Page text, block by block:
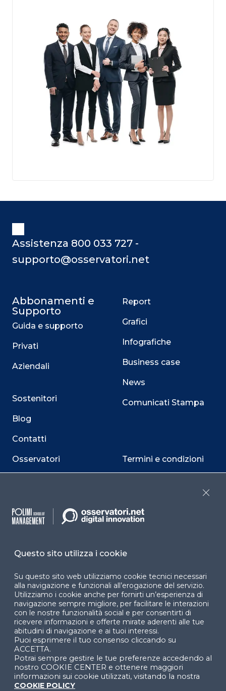
Assistenza 800 033 727 -
supporto@osservatori.net
Abbonamenti e
Supporto
Guida e supporto
Privati
Aziendali
Sostenitori
Blog
Contatti
Osservatori
Programmi
Report
Grafici
Infografiche
Business case
News
Comunicati Stampa
Termini e condizioni
Sitemap
accessibilità
Cookie Center
Facebook LinkedIn
YouTube X
Questo sito utilizza i cookie
Su questo sito web utilizziamo cookie tecnici necessari
alla navigazione e funzionali all’erogazione del servizio.
Utilizziamo i cookie anche per fornirti un’esperienza di
navigazione sempre migliore, per facilitare le interazioni
con le nostre funzionalità social e per consentirti di
ricevere informazioni e offerte mirate aderenti alle tue
abitudini di navigazione e ai tuoi interessi.
Puoi esprimere il tuo consenso cliccando su
ACCETTA.
Potrai sempre gestire le tue preferenze accedendo al
nostro COOKIE CENTER e ottenere maggiori
informazioni sui cookie utilizzati, visitando la nostra
COOKIE POLICY